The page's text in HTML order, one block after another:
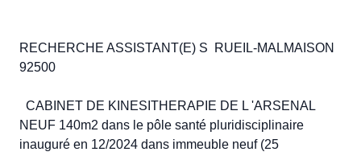
RECHERCHE ASSISTANT(E) S  RUEIL-MALMAISON
92500
NEUF 140m2 dans le pôle santé pluridisciplinaire
inauguré en 12/2024 dans immeuble neuf (25